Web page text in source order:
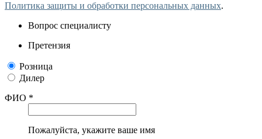
Политика защиты и обработки персональных данных.
Вопрос специалисту
Претензия
Розница
Дилер
ФИО *
Пожалуйста, укажите ваше имя